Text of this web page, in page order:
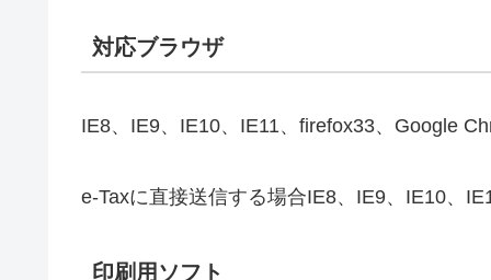
対応ブラウザ
IE8、IE9、IE10、IE11、firefox33、Google
e-Taxに直接送信する場合IE8、IE9、IE10、
印刷用ソフト